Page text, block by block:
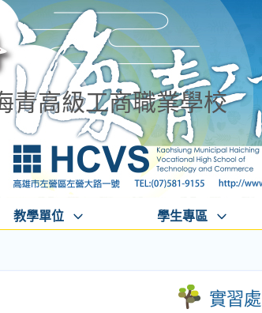
青高級工商職業學校
教學單位 學生專區
實習處